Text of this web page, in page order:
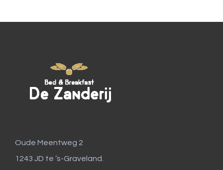
Oude Meentweg 2
1243 JD te ’s-Graveland.